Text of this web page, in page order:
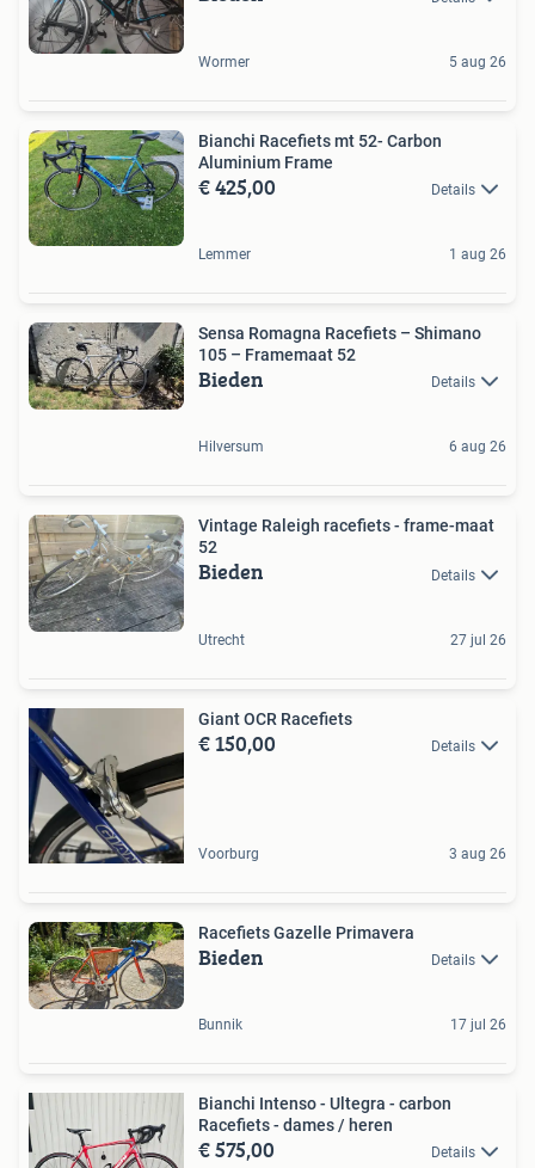
Wormer 5 aug 26
Bianchi Racefiets mt 52- Carbon
Aluminium Frame
€ 425,00 Details
Lemmer 1 aug 26
Sensa Romagna Racefiets – Shimano
105 – Framemaat 52
Bieden Details
Hilversum 6 aug 26
Vintage Raleigh racefiets - frame-maat
52
Bieden Details
Utrecht 27 jul 26
Giant OCR Racefiets
€ 150,00 Details
Voorburg 3 aug 26
Racefiets Gazelle Primavera
Bieden Details
Bunnik 17 jul 26
Bianchi Intenso - Ultegra - carbon
Racefiets - dames / heren
€ 575,00 Details